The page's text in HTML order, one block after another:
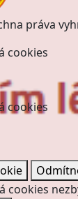
práva
cookies
cookies
cookies